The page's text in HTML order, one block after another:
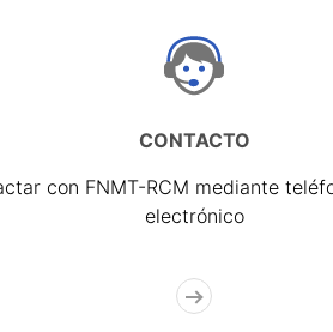
CONTACTO
con FNMT-RCM mediante
electrónico